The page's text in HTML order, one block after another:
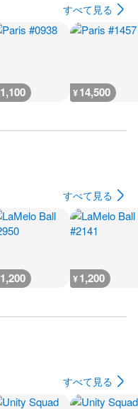
すべて見る
1,100 ¥14,500
すべて見る
1,200 ¥1,200
すべて見る